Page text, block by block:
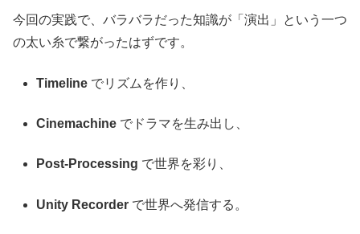
今回の実践で、バラバラだった知識が「演出」という一つ
の太い糸で繋がったはずです。
Timeline でリズムを作り、
Cinemachine でドラマを生み出し、
Post-Processing で世界を彩り、
Unity Recorder で世界へ発信する。